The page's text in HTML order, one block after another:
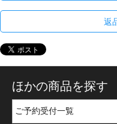
返
ほかの商品を探す